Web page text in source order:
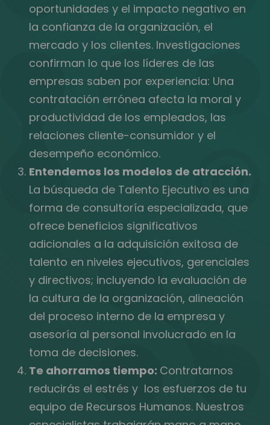
oportunidades y el impacto negativo en
la confianza de la organización, el
mercado y los clientes. Investigaciones
confirman lo que los líderes de las
empresas saben por experiencia: Una
contratación errónea afecta la moral y
productividad de los empleados, las
relaciones cliente-consumidor y el
desempeño económico.
Entendemos los modelos de atracción.
La búsqueda de Talento Ejecutivo es una
forma de consultoría especializada, que
ofrece beneficios significativos
adicionales a la adquisición exitosa de
talento en niveles ejecutivos, gerenciales
y directivos; incluyendo la evaluación de
la cultura de la organización, alineación
del proceso interno de la empresa y
asesoría al personal involucrado en la
toma de decisiones.
Te ahorramos tiempo: Contratarnos
reducirás el estrés y los esfuerzos de tu
equipo de Recursos Humanos. Nuestros